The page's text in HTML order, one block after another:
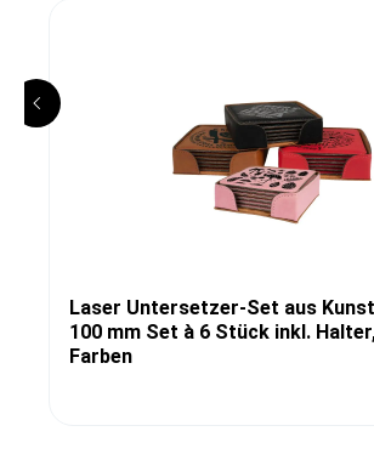
Laser Untersetzer-Set aus
100 mm Set à 6 Stück inkl.
Farben